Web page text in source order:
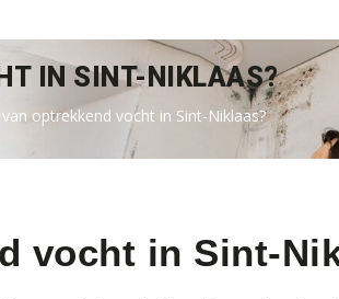
IN SINT-NIKLAAS?
optrekkend vocht in Sint-Niklaas?
vocht in Sint-